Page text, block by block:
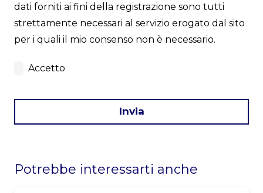
dati forniti ai fini della registrazione sono tutti
strettamente necessari al servizio erogato dal sito
per i quali il mio consenso non è necessario.
Accetto
Invia
should
Potrebbe interessarti anche